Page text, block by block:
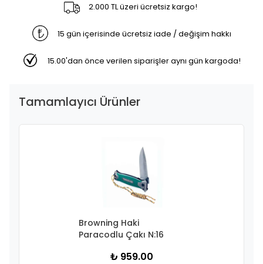
2.000 TL üzeri ücretsiz kargo!
15 gün içerisinde ücretsiz iade / değişim hakkı
15.00'dan önce verilen siparişler aynı gün kargoda!
Tamamlayıcı Ürünler
Browning Haki
Paracodlu Çakı N:16
₺ 959.00